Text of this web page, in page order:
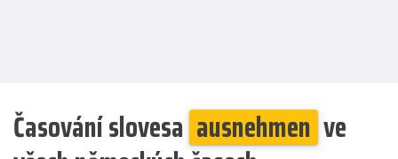
Časování slovesa ausnehmen ve